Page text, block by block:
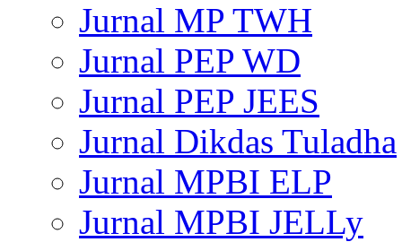
Jurnal MP TWH
Jurnal PEP WD
Jurnal PEP JEES
Jurnal Dikdas Tuladha
Jurnal MPBI ELP
Jurnal MPBI JELLy